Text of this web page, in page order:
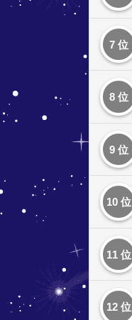
7 位
8 位
9 位
10 位
11 位
12 位